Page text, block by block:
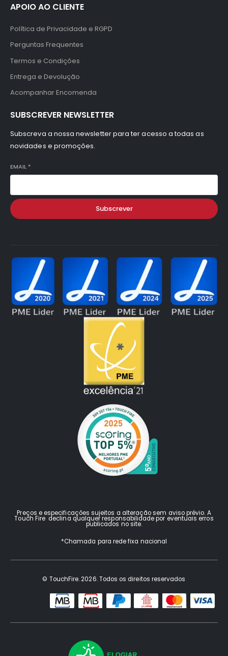
APOIO AO CLIENTE
Política de Privacidade e RGPD
Perguntas Frequentes
Termos e Condições
Entrega e Devolução
Acompanhar Encomenda
SUBSCREVER NEWSLETTER
Subscreva a nossa newsletter para ter acesso a todas as
novidades e promoções.
EMAIL *
Subscrever
Preços e especificações sujeitos a alteração sem aviso prévio. A
Touch Fire declina qualquer responsabilidade por eventuais erros
publicados no site.
*Chamada para rede fixa nacional
© TouchFire. 2026. Todos os direitos reservados